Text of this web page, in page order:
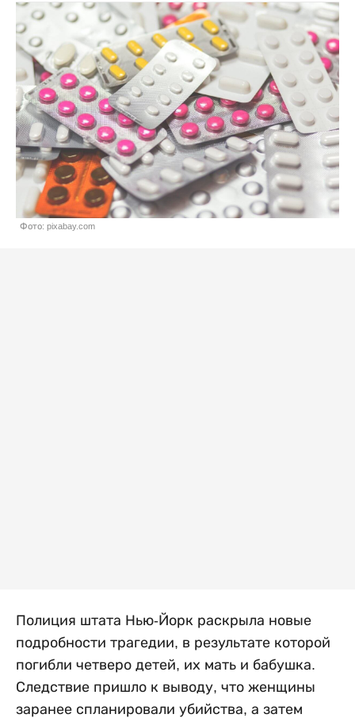
Фото: pixabay.com
Полиция штата Нью-Йорк раскрыла новые
подробности трагедии, в результате которой
погибли четверо детей, их мать и бабушка.
Следствие пришло к выводу, что женщины
заранее спланировали убийства, а затем